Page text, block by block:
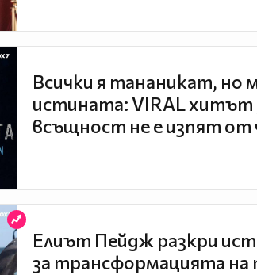
Всички я тананикат, но
истината: VIRAL хитът
всъщност не е изпят от
Елиът Пейдж разкри
за трансформацията на